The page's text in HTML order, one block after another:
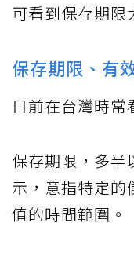
可看到保存期限
保存期限、有
目前在台灣時常
保存期限，多
示，意指特定的
值的時間範圍。